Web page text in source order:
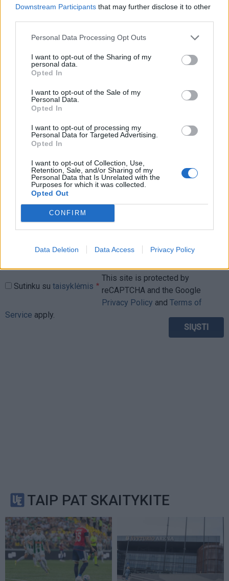
Downstream Participants that may further disclose it to other
Personal Data Processing Opt Outs
I want to opt-out of the Sharing of my
personal data.
Opted In
I want to opt-out of the Sale of my
Personal Data.
Opted In
I want to opt-out of processing my
Personal Data for Targeted Advertising.
Opted In
I want to opt-out of Collection, Use,
Retention, Sale, and/or Sharing of my
Personal Data that Is Unrelated with the
Purposes for which it was collected.
Opted Out
CONFIRM
Data Deletion Data Access Privacy Policy
Komentarai
Rašyti komentarą
Jūsų vardas
Komentaras
Sutinku su taisyklėmis
This site is protected by
reCAPTCHA and the Google
Privacy Policy and Terms of
Service apply.
TAIP PAT SKAITYKITE